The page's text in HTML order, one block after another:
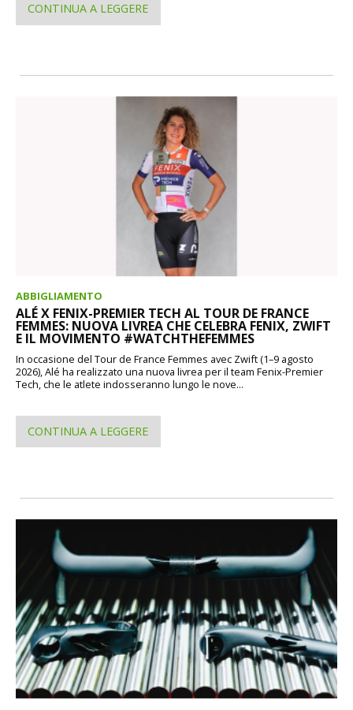
CONTINUA A LEGGERE
ABBIGLIAMENTO
ALÉ X FENIX-PREMIER TECH AL TOUR DE FRANCE
FEMMES: NUOVA LIVREA CHE CELEBRA FENIX, ZWIFT
E IL MOVIMENTO #WATCHTHEFEMMES
In occasione del Tour de France Femmes avec Zwift (1–9 agosto
2026), Alé ha realizzato una nuova livrea per il team Fenix-Premier
Tech, che le atlete indosseranno lungo le nove...
CONTINUA A LEGGERE